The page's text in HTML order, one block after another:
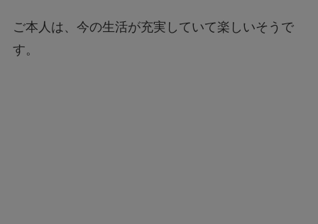
ご本人は、今の生活が充実していて楽しいそうで
す。